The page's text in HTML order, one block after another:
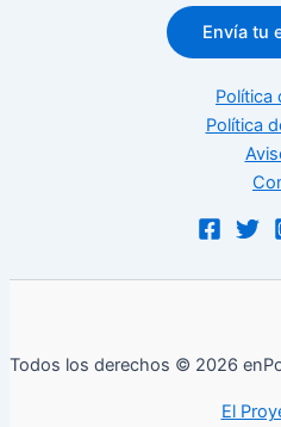
Envía tu
Política
Política
Todos los derechos © 2026
El